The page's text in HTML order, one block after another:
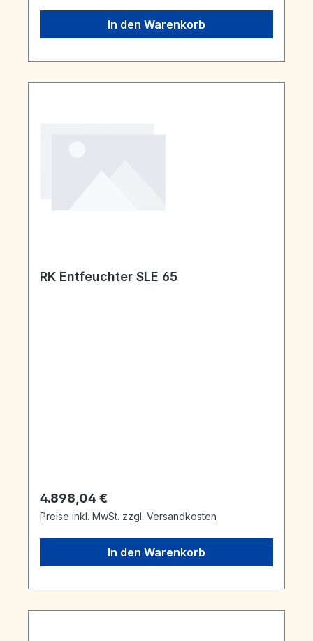
In den Warenkorb
RK Entfeuchter SLE 65
Regulärer Preis:
4.898,04 €
Preise inkl. MwSt. zzgl. Versandkosten
In den Warenkorb